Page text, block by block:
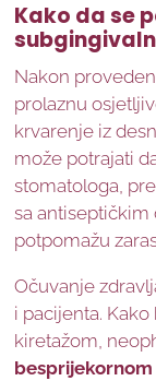
Kako da se
Nakon
prolaznu
krvarenje iz
može potrajati
stomatologa,
sa
potpomažu
Očuvanje
i pacijenta.
kiretažom,